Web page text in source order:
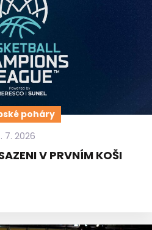
poháry
7. 2026
V PRVNÍM KOŠI